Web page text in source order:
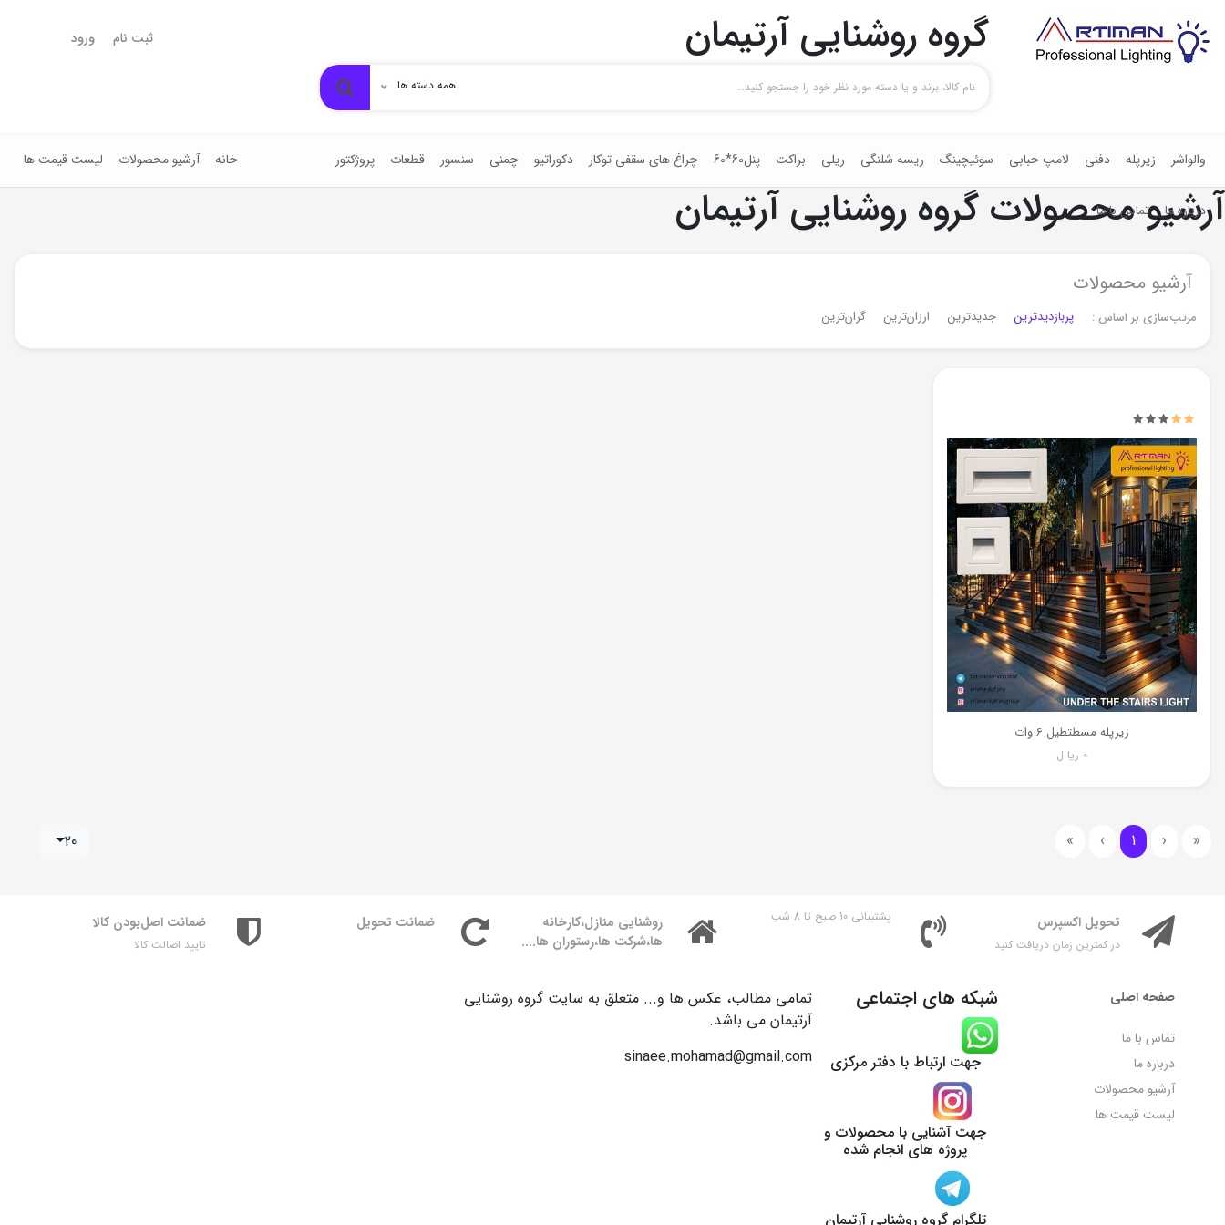
گروه روشنایی آرتیمان
همه دسته ها
ثبت نام ورود
والواشر زیرپله دفنی لامپ حبابی سوئیچینگ ریسه شلنگی ریلی براکت پنل60*60 چراغ های سقفی توکار دکوراتیو چمنی سنسور قطعات پروژکتور خانه آرشیو محصولات لیست قیمت ها
درباره ما تماس با ما
آرشیو محصولات گروه روشنایی آرتیمان
آرشیو محصولات
مرتب‌سازی بر اساس : پربازدیدترین جدیدترین ارزان‌ترین گران‌ترین‌
زیرپله مسطتطیل 6 وات
0 ریا ل
«
First
‹
Previous
1
›
Next
»
20
تحویل اکسپرس
در کمترین زمان دریافت کنید
پشتیبانی 10 صبح تا 8 شب
روشنایی منازل،کارخانه
ها،شرکت ها،رستوران ها....
ضمانت تحویل ضمانت اصل‌بودن کالا
تایید اصالت کالا
صفحه اصلی
تماس با ما
درباره ما
آرشیو محصولات
لیست قیمت ها
شبکه های اجتماعی
جهت ارتباط با دفتر مرکزی
جهت آشنایی با محصولات و
پروژه های انجام شده
تلگرام گروه روشنایی آرتیمان
تمامی مطالب، عکس ها و... متعلق به سایت گروه روشنایی
آرتیمان می باشد.
sinaee.mohamad@gmail.com